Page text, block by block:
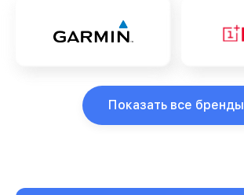
Показать все бренды